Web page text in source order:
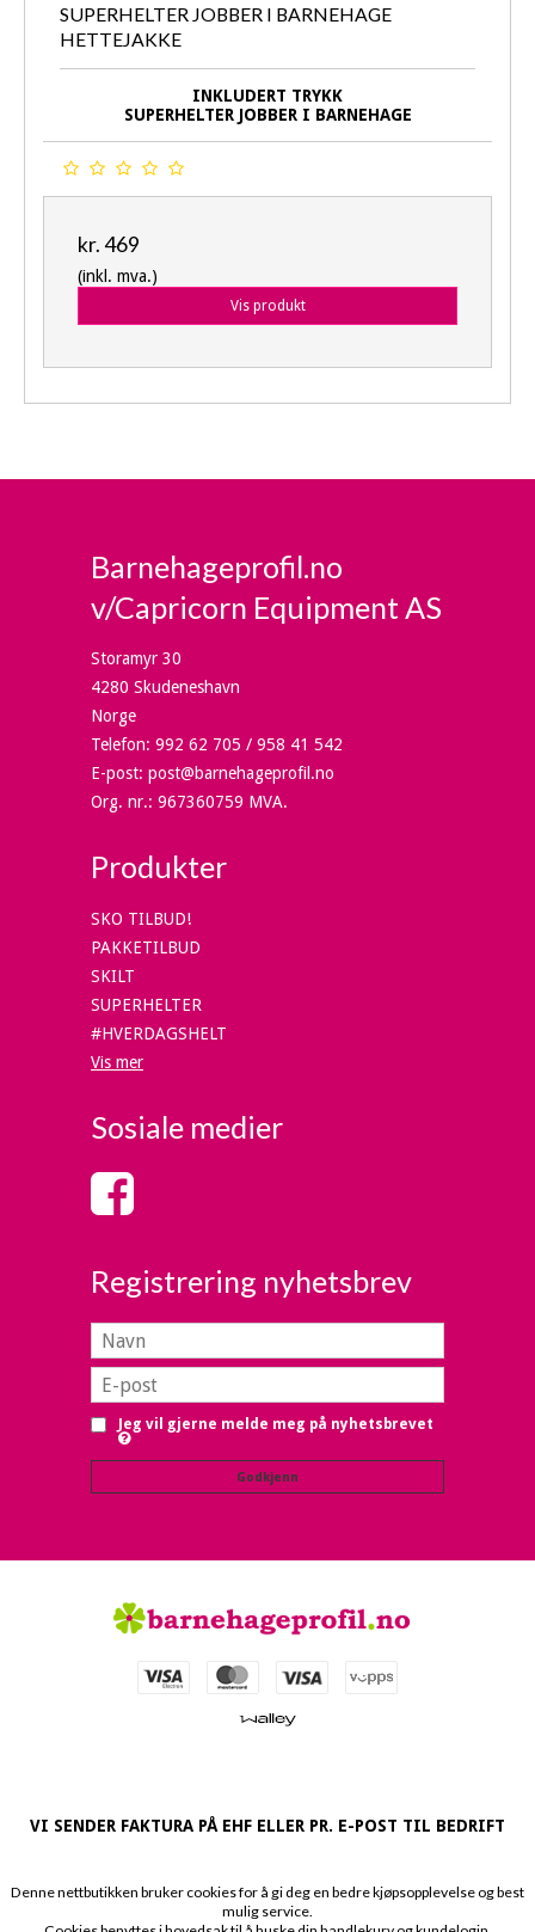
SUPERHELTER JOBBER I BARNEHAGE
HETTEJAKKE
INKLUDERT TRYKK
SUPERHELTER JOBBER I BARNEHAGE
kr. 469
(inkl. mva.)
Vis produkt
Barnehageprofil.no
v/Capricorn Equipment AS
Storamyr 30
4280 Skudeneshavn
Norge
Telefon: 992 62 705 / 958 41 542
E-post: post@barnehageprofil.no
Org. nr.: 967360759 MVA.
Produkter
SKO TILBUD!
PAKKETILBUD
SKILT
SUPERHELTER
#HVERDAGSHELT
Vis mer
Sosiale medier
Registrering nyhetsbrev
Jeg vil gjerne melde meg på nyhetsbrevet
Godkjenn
VI SENDER FAKTURA PÅ EHF ELLER PR. E-POST TIL BEDRIFT
Denne nettbutikken bruker cookies for å gi deg en bedre kjøpsopplevelse og best
mulig service.